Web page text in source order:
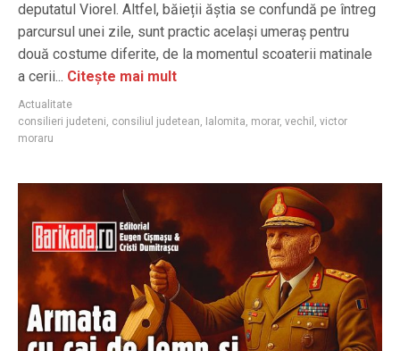
deputatul Viorel. Altfel, băieții ăștia se confundă pe întreg
parcursul unei zile, sunt practic același umeraș pentru
două costume diferite, de la momentul scoaterii matinale
a cerii... Citește mai mult
Actualitate
consilieri judeteni, consiliul judetean, Ialomita, morar, vechil , victor
moraru